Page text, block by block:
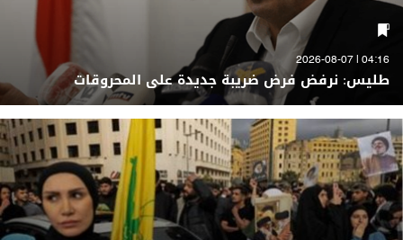
04:16 | 2026-08-07
طليس: نرفض فرض ضريبة جديدة على المحروقات